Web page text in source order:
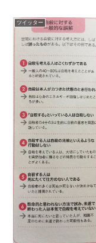
ツイッター